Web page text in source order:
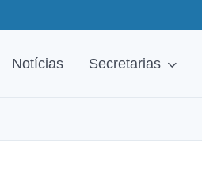
Notícias Secretarias